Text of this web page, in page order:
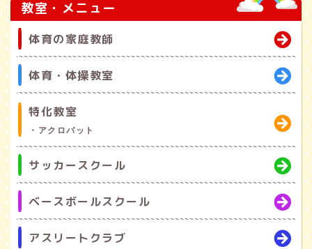
教室・メニュー
体育の家庭教師
体育・体操教室
特化教室
・アクロバット
サッカースクール
ベースボールスクール
アスリートクラブ